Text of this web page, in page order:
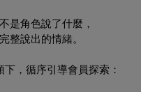
是角色說了什麼，
整說出的情緒。
，循序引導會員探索：